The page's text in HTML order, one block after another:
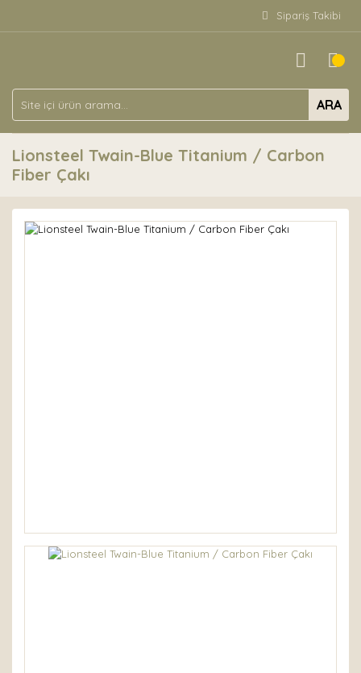
Sipariş Takibi
ARA
Lionsteel Twain-Blue Titanium / Carbon
Fiber Çakı